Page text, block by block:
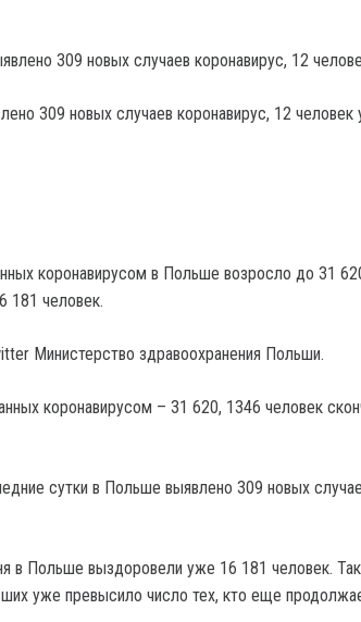
309 новых случаев коронавирус, 12 человек
коронавирусом в Польше возросло до 31
181 человек.
Министерство здравоохранения Польши.
коронавирусом – 31 620, 1346 человек
сутки в Польше выявлено 309 новых
в Польше выздоровели уже 16 181 человек.
уже превысило число тех, кто еще